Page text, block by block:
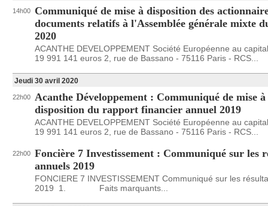
14h00
Communiqué de mise à disposition des
documents relatifs à l'Assemblée générale mixte
2020
ACANTHE DEVELOPPEMENT Société Européenne au
19 991 141 euros 2, rue de Bassano - 75116 Paris - RCS...
Jeudi 30 avril 2020
22h00 Acanthe Développement : Communiqué de mise à
disposition du rapport financier annuel 2019
ACANTHE DEVELOPPEMENT Société Européenne au
19 991 141 euros 2, rue de Bassano - 75116 Paris - RCS...
22h00 Foncière 7 Investissement : Communiqué sur les
annuels 2019
FONCIERE 7 INVESTISSEMENT Communiqué sur les
2019 1. Faits marquants...